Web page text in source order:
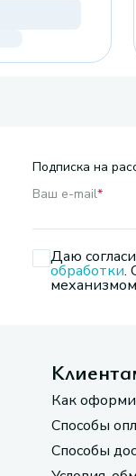
Подписка на
Ваш e-mail*
Даю
обработки.
Как
Способы
Способы